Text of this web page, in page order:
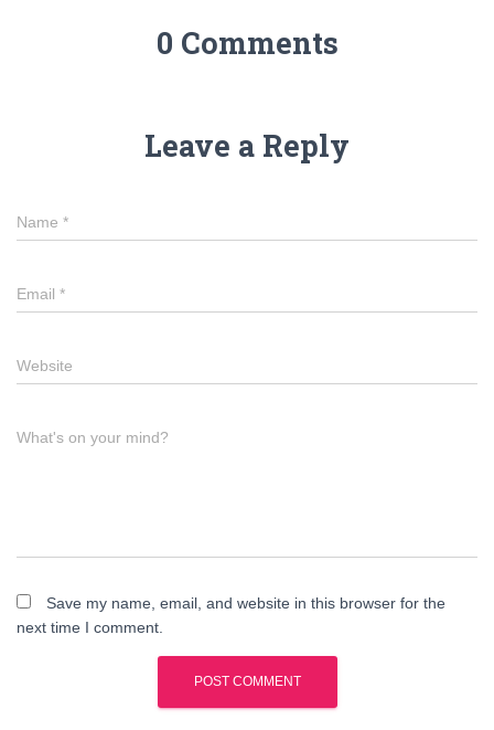
0 Comments
Leave a Reply
Name *
Email *
Website
What's on your mind?
Save my name, email, and website in this browser for the
next time I comment.